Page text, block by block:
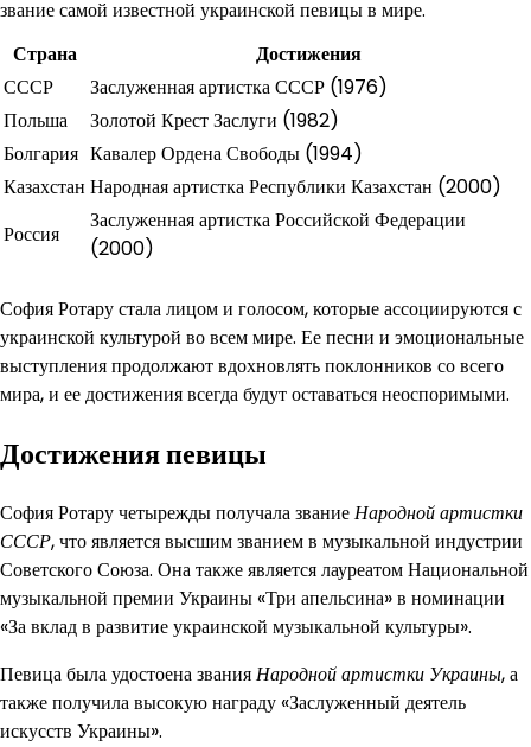
звание самой известной украинской певицы в мире.
Страна
Достижения
СССР
Заслуженная артистка СССР (1976)
Польша
Золотой Крест Заслуги (1982)
Болгария Кавалер Ордена Свободы (1994)
Казахстан Народная артистка Республики Казахстан (2000)
Россия
Заслуженная артистка Российской Федерации
(2000)
София Ротару стала лицом и голосом, которые ассоциируются с
украинской культурой во всем мире. Ее песни и эмоциональные
выступления продолжают вдохновлять поклонников со всего
мира, и ее достижения всегда будут оставаться неоспоримыми.
Достижения певицы
София Ротару четырежды получала званиеНародной артистки
СССР, что является высшим званием в музыкальной индустрии
Советского Союза. Она также является лауреатом Национальной
музыкальной премии Украины «Три апельсина» в номинации
«За вклад в развитие украинской музыкальной культуры».
Певица была удостоена званияНародной артистки Украины, а
также получила высокую награду «Заслуженный деятель
искусств Украины».